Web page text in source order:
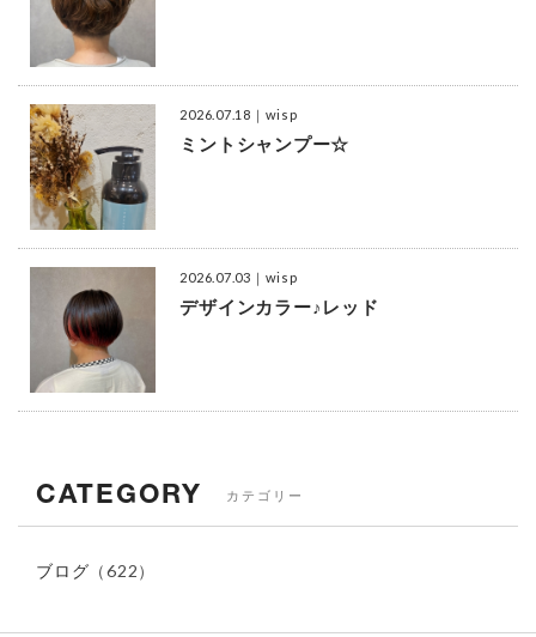
2026.07.18 ｜wisp
ミントシャンプー☆
2026.07.03 ｜wisp
デザインカラー♪レッド
CATEGORY カテゴリー
ブログ （622）